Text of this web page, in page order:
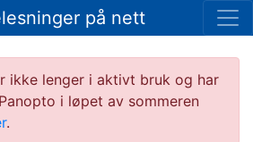
på nett
ikke lenger i aktivt bruk og har
i løpet av sommeren
.